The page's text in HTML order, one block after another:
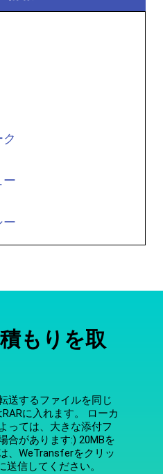
ー
ー
もりを取
送するファイルを同じ
に入れます。 ローカ
っては、大きな添付フ
合があります:) 20MBを
、WeTransferをクリッ
送信してください。